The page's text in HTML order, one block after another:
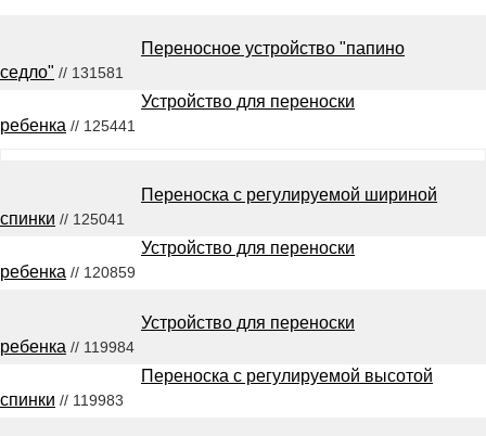
Переносное устройство "папино
седло" // 131581
Устройство для переноски
ребенка // 125441
Переноска с регулируемой шириной
спинки // 125041
Устройство для переноски
ребенка // 120859
Устройство для переноски
ребенка // 119984
Переноска с регулируемой высотой
спинки // 119983